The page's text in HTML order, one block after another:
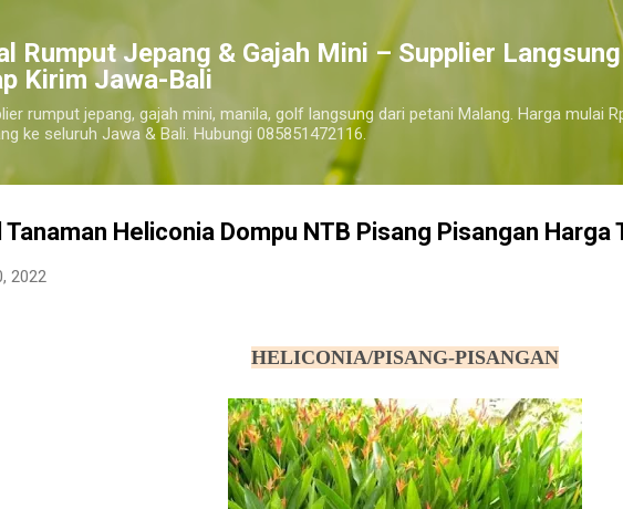
Langsung ke konten utama
Rumput Jepang & Gajah Mini – Supplier
Kirim Jawa-Bali
rumput jepang, gajah mini, manila, golf langsung dari petani Malang. Harga mulai
ke seluruh Jawa & Bali. Hubungi 085851472116.
Tanaman Heliconia Dompu NTB Pisang Pisangan Harga
2022
HELICONIA/PISANG-PISANGAN